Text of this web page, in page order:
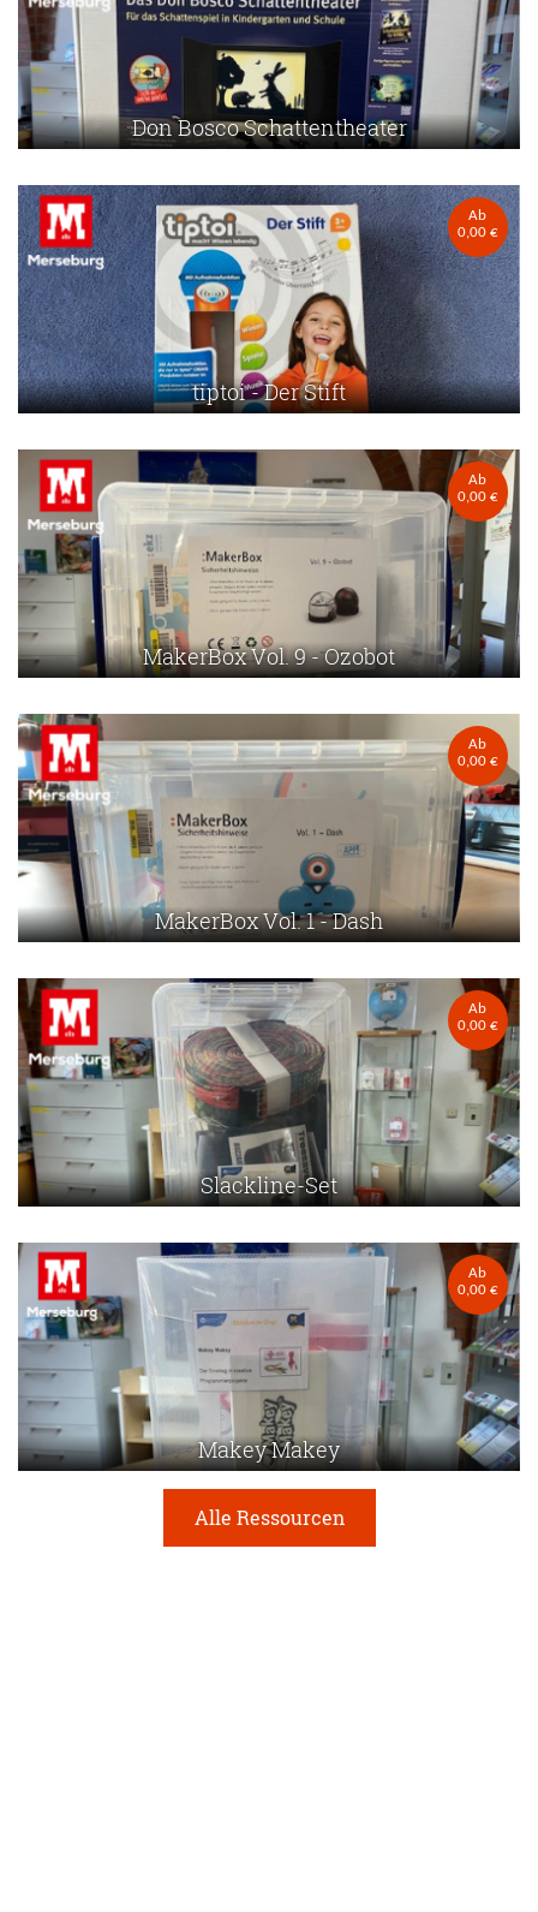
Don Bosco Schattentheater
tiptoi - Der Stift
Ab
0,00 €
MakerBox Vol. 9 - Ozobot
Ab
0,00 €
MakerBox Vol. 1 - Dash
Ab
0,00 €
Slackline-Set
Ab
0,00 €
Makey Makey
Ab
0,00 €
Alle Ressourcen